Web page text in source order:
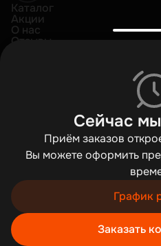
Мы используем cookies
Продолжая пользоваться
Сейчас
Приём заказов
Вы можете оформить
График
Заказать
Каталог
Акции
О нас
Отзывы
Политика конфиденциальности
Пользовательское соглашение
Публичная оферта
Согласие на обработку
Работает на технологии